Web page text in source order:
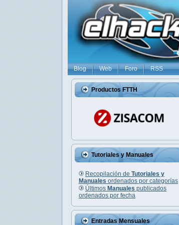
Blog Web Foro RSS
Productos FTTH
Tutoriales y Manuales
Recopilación de Tutoriales y
Manuales ordenados por categorías
Últimos Manuales publicados
ordenados por fecha
Entradas Mensuales